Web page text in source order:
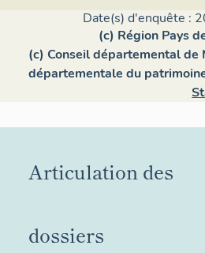
Date(s) d'enquête :
(c) Région Pays
(c) Conseil départemental
départementale du
Articulation des
dossiers